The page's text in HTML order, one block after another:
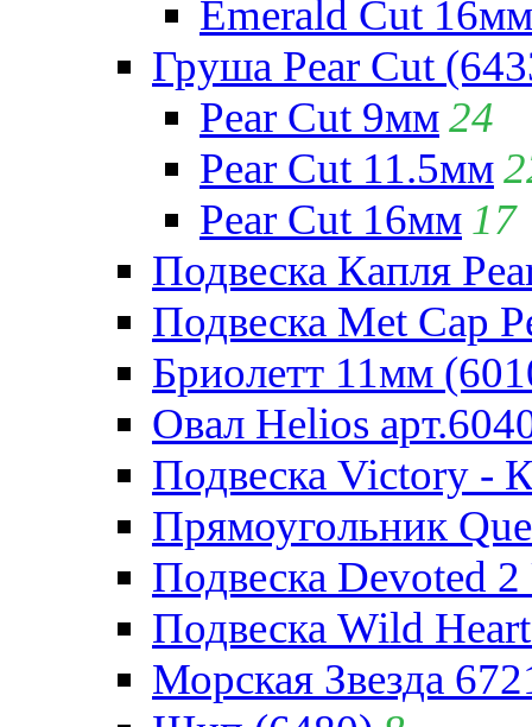
Emerald Cut 16мм
Груша Pear Cut
Pear Cut 9мм24
Pear Cut 11.5мм
Pear Cut 16мм 17
Подвеска Капля
Подвеска Met Cap
Бриолетт 11мм
Овал Helios
Подвеска Victory -
Прямоугольник
Подвеска Devoted
Подвеска Wild
Морская Звезда